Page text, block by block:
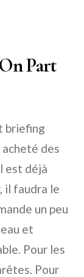
Part
briefing
acheté des
est déjà
il faudra le
un peu
et
Pour les
Pour